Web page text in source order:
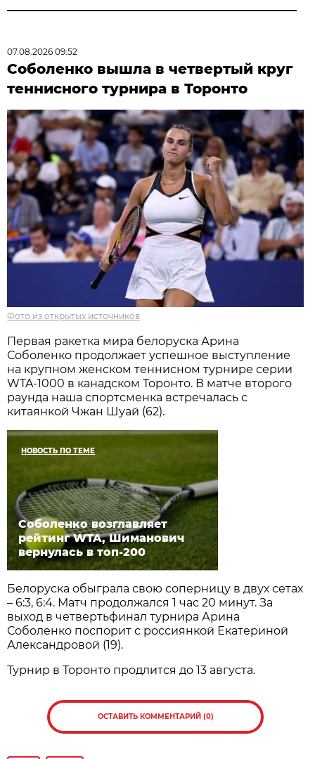
07.08.2026 09:52
Соболенко вышла в четвертый круг
теннисного турнира в Торонто
Фото из открытых источников
Первая ракетка мира белоруска Арина
Соболенко продолжает успешное выступление
на крупном женском теннисном турнире серии
WTA-1000 в канадском Торонто. В матче второго
раунда наша спортсменка встречалась с
китаянкой Чжан Шуай (62).
НОВОСТЬ ПО ТЕМЕ
Соболенко возглавляет
рейтинг WTA, Шиманович
вернулась в топ-200
Белоруска обыграла свою соперницу в двух сетах
– 6:3, 6:4. Матч продолжался 1 час 20 минут. За
выход в четвертьфинал турнира Арина
Соболенко поспорит с россиянкой Екатериной
Александровой (19).
Турнир в Торонто продлится до 13 августа.
ОСТАВИТЬ КОММЕНТАРИЙ (0)